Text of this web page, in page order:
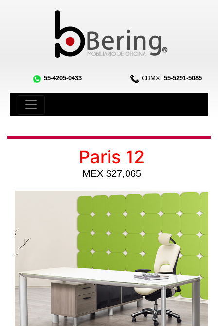
55-4205-0433 CDMX: 55-5291-5085
Paris 12
MEX $27,065